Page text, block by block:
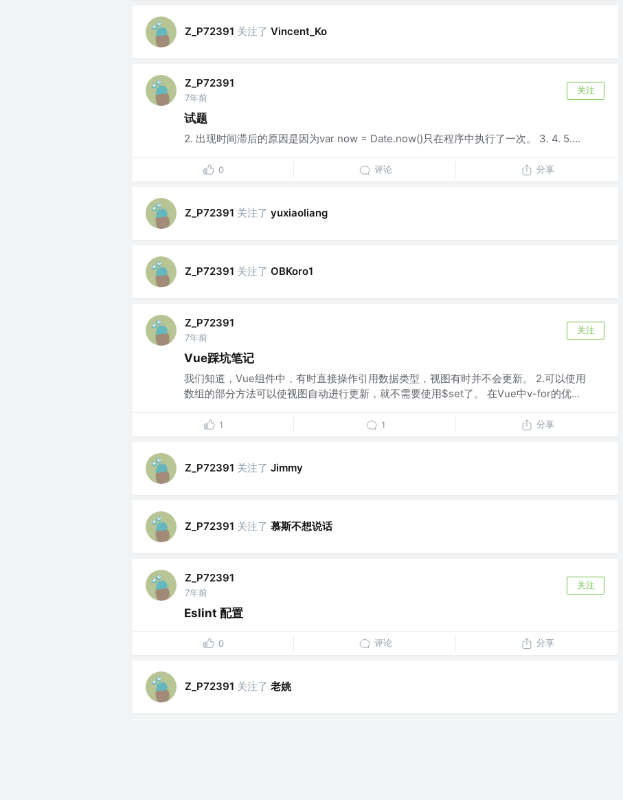
Z_P72391 关注了 Vincent_Ko
Z_P72391
7年前
关注
试题
2. 出现时间滞后的原因是因为var now = Date.now()只在程序中执行了一次。 3. 4. 5....
0 评论 分享
Z_P72391 关注了 yuxiaoliang
Z_P72391 关注了 OBKoro1
Z_P72391
7年前
关注
Vue踩坑笔记
我们知道，Vue组件中，有时直接操作引用数据类型，视图有时并不会更新。 2.可以使用
数组的部分方法可以使视图自动进行更新，就不需要使用$set了。 在Vue中v-for的优...
1 1 分享
Z_P72391 关注了 Jimmy
Z_P72391 关注了 慕斯不想说话
Z_P72391
7年前
关注
Eslint 配置
0 评论 分享
Z_P72391 关注了 老姚